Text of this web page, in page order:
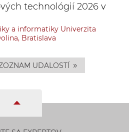
technológií 2026 v
a informatiky Univerzita
Bratislava
UDALOSTÍ »